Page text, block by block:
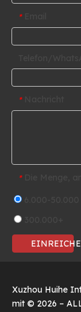
*
*
*
Xuzhou Huihe
mit © 2026 –